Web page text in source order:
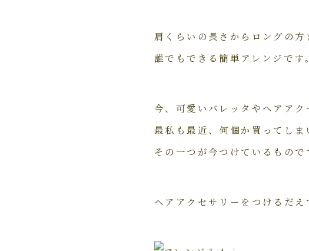
肩くらいの長さからロングの
誰でもできる簡単アレンジです。
今、可愛いバレッタやヘアア
最私も最近、何個か買ってしま
その一つが今つけているもので
ヘアアクセサリーをつけるだ